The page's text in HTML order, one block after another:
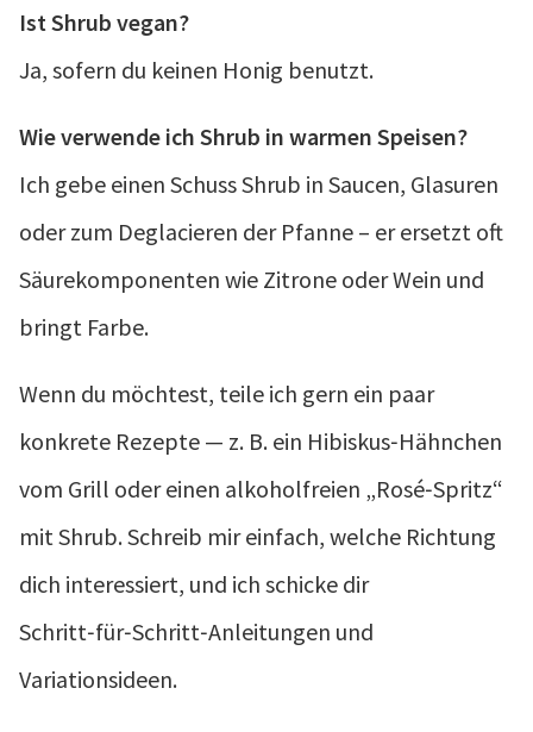
Ist Shrub vegan?
Ja, sofern du keinen Honig benutzt.
Wie verwende ich Shrub in warmen Speisen?
Ich gebe einen Schuss Shrub in Saucen, Glasuren
oder zum Deglacieren der Pfanne – er ersetzt oft
Säurekomponenten wie Zitrone oder Wein und
bringt Farbe.
Wenn du möchtest, teile ich gern ein paar
konkrete Rezepte — z. B. ein Hibiskus‑Hähnchen
vom Grill oder einen alkoholfreien „Rosé‑Spritz“
mit Shrub. Schreib mir einfach, welche Richtung
dich interessiert, und ich schicke dir
Schritt‑für‑Schritt‑Anleitungen und
Variationsideen.